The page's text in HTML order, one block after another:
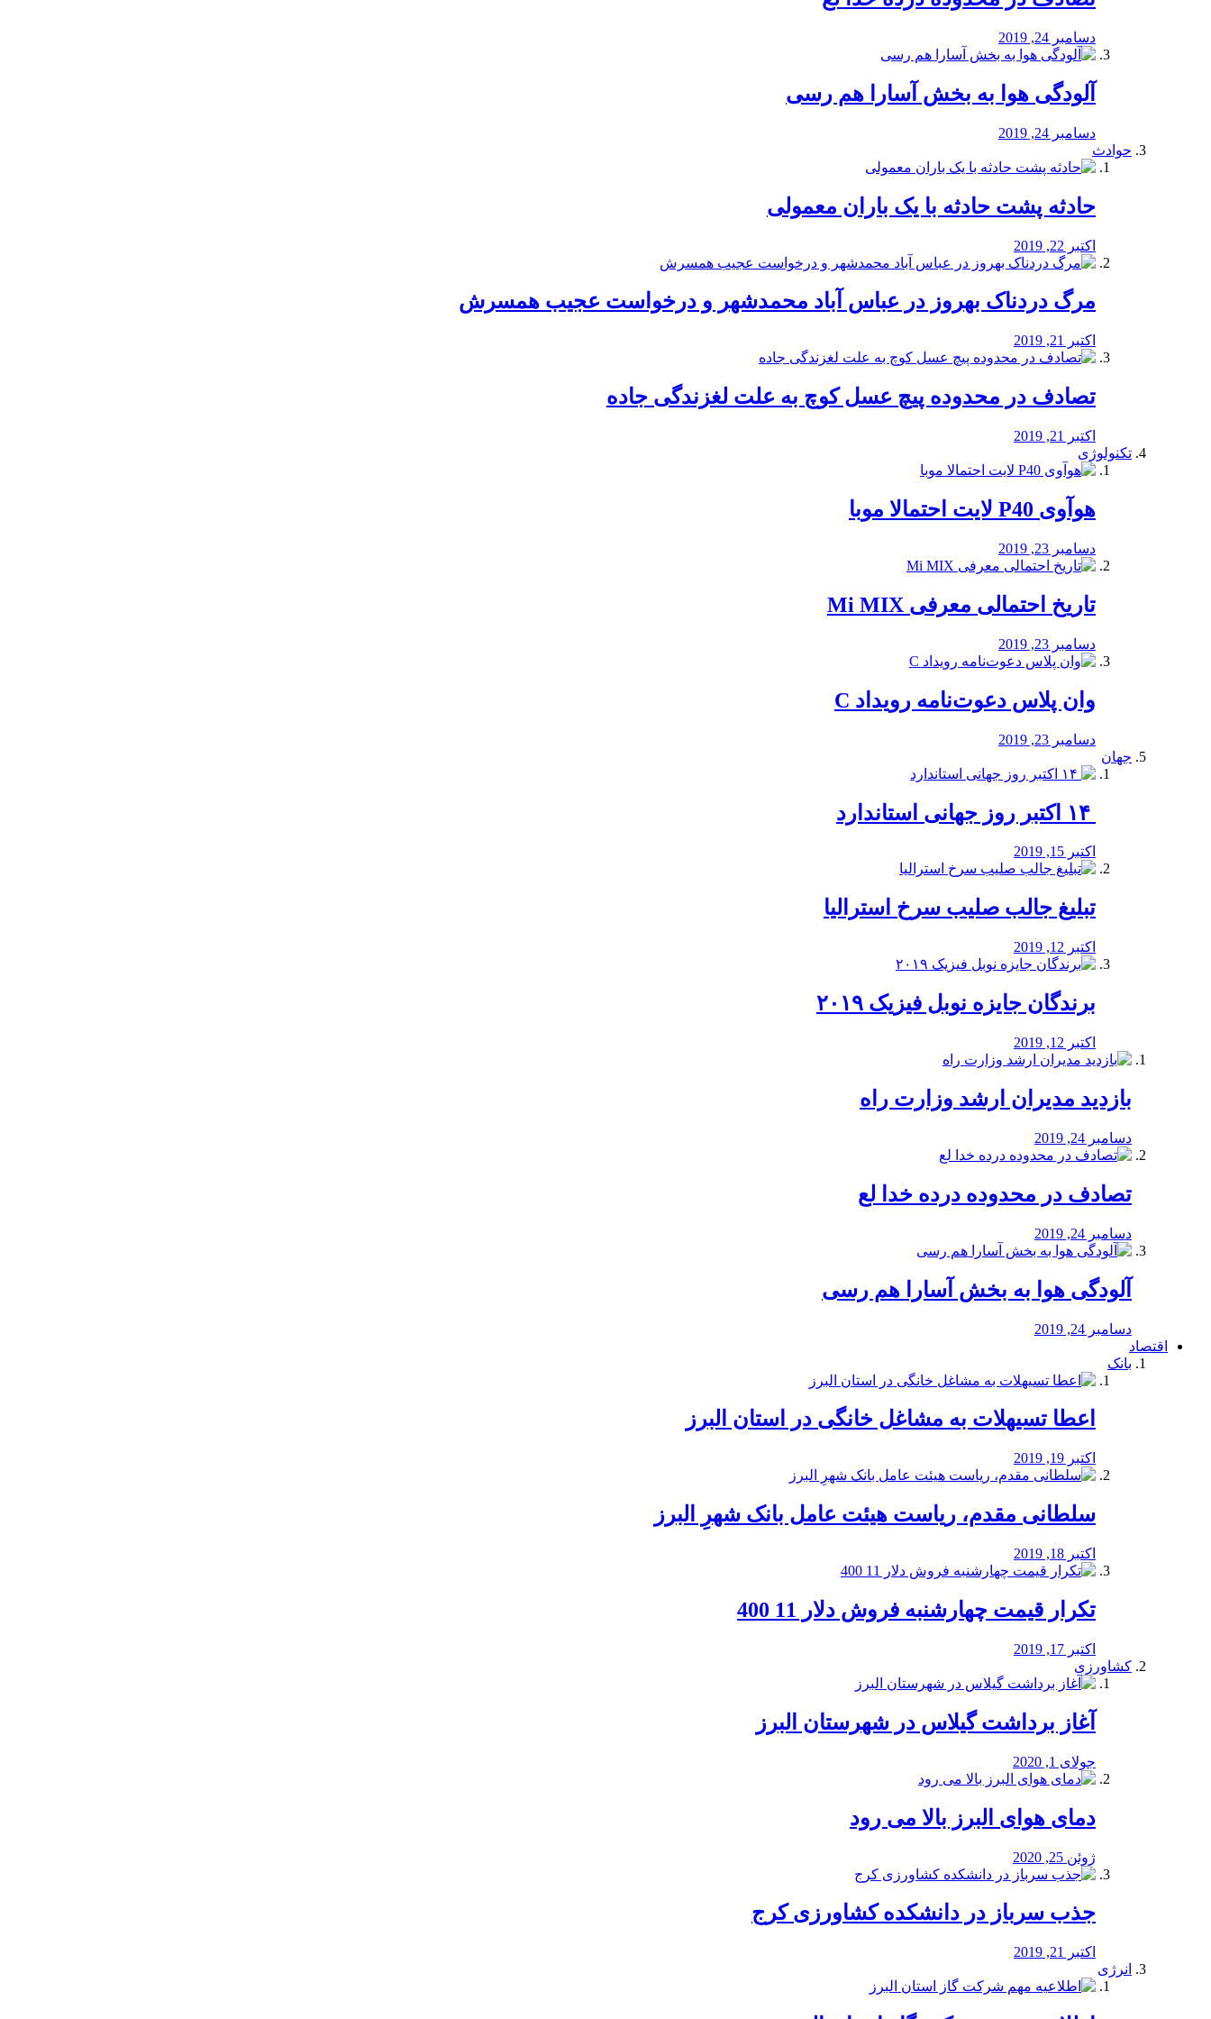
دسامبر 24, 2019
آلودگی هوا به بخش آسارا هم رسی
دسامبر 24, 2019
حوادث
️حادثه پشت حادثه با یک باران معمولی
اکتبر 22, 2019
مرگ دردناک بهروز در عباس آباد محمدشهر و درخواست عجیب همسرش
اکتبر 21, 2019
تصادف در محدوده پیچ عسل کوچ به علت لغزندگی جاده
اکتبر 21, 2019
تکنولوژی
هوآوی P40 لایت احتمالا موبا
دسامبر 23, 2019
تاریخ احتمالی معرفی Mi MIX
دسامبر 23, 2019
وان پلاس دعوت‌نامه رویداد C
دسامبر 23, 2019
جهان
اکتبر 15, 2019
تبلیغ جالب صلیب سرخ استرالیا
اکتبر 12, 2019
برندگان جایزه نوبل فیزیک ۲۰۱۹
اکتبر 12, 2019
بازدید مدیران ارشد وزارت راه
دسامبر 24, 2019
تصادف در محدوده درده خدا لع
دسامبر 24, 2019
آلودگی هوا به بخش آسارا هم رسی
دسامبر 24, 2019
اقتصاد
بانک
️اعطا تسیهلات به مشاغل خانگی در استان البرز
اکتبر 19, 2019
سلطانی مقدم، ریاست هیئت عامل بانک شهرِ البرز
اکتبر 18, 2019
تکرار قیمت چهارشنبه فروش دلار 11 400
اکتبر 17, 2019
کشاورزی
آغاز برداشت گیلاس در شهرستان البرز
جولای 1, 2020
دمای هوای البرز بالا می رود
ژوئن 25, 2020
جذب سرباز در دانشکده کشاورزی کرج
اکتبر 21, 2019
انرژی